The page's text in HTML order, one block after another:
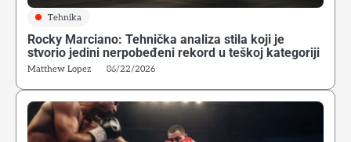
Tehnika
Rocky Marciano: Tehnička analiza stila koji je
stvorio jedini nerpobeđeni rekord u teškoj kategoriji
Matthew Lopez 06/22/2026